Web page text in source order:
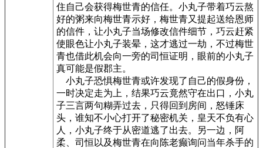
住自己会获得梅世青的信任。小丸子带着巧云熬
好的粥来向梅世青示好，梅世青又提起送给恩师
的信件，让小丸子当场修改信件细节，巧云赶紧
使眼色让小丸子装晕，这才逃过一劫，不过梅世
青也借此机会向一旁的司恒证明，眼前的小丸子
真可能是假郡主。
小丸子恐惧梅世青或许发现了自己的假身份，
一时决定走为上，结果巧云竟然守在出口，小丸
子三言两句糊弄过去，只得回到房间，怒锤床
头，谁知不小心打开了秘密机关，皇天不负有心
人，小丸子终于从密道逃了出去。另一边，阿
柔、司恒以及梅世青在向陈老癫询问当年杀手的